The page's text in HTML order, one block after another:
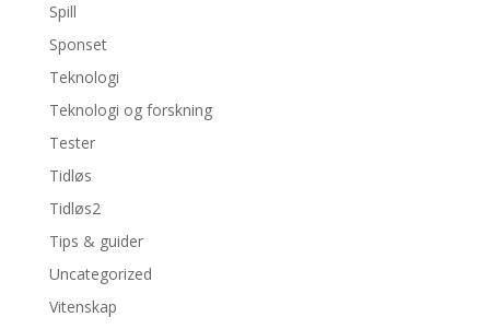
Spill
Sponset
Teknologi
Teknologi og forskning
Tester
Tidløs
Tidløs2
Tips & guider
Uncategorized
Vitenskap